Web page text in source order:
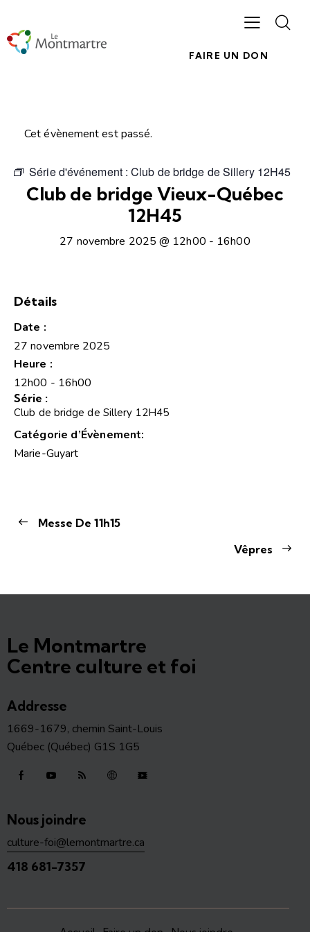
FAIRE UN DON
Cet évènement est passé.
Série d'événement :Club de bridge de Sillery 12H45
Club de bridge Vieux-Québec
12H45
27 novembre 2025 @ 12h00 - 16h00
Détails
Date :
27 novembre 2025
Heure :
12h00 - 16h00
Série :
Club de bridge de Sillery 12H45
Catégorie d’Évènement:
Marie-Guyart
Messe De 11h15
Vêpres
Le Montmartre
Centre culture et foi
Addresse
1669-1679, chemin Saint-Louis
Québec (Québec) G1S 1G5
Nous joindre
culture-foi@lemontmartre.ca
418 681-7357